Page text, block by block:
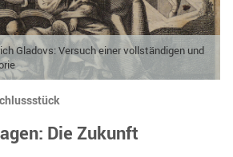
Gladovs: Versuch einer vollständigen und
Die Zukunft